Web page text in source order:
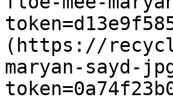
(https://
maryan-sayd-